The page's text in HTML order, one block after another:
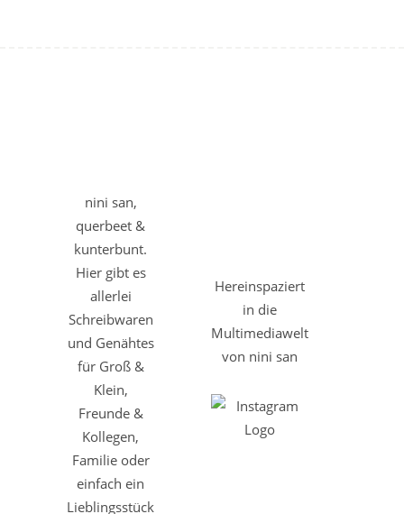
nini san,
querbeet &
kunterbunt.
Hier gibt es
allerlei
Schreibwaren
und Genähtes
für Groß &
Klein,
Freunde &
Kollegen,
Familie oder
einfach ein
Lieblingsstück
Hereinspaziert
in die
Multimediawelt
von nini san